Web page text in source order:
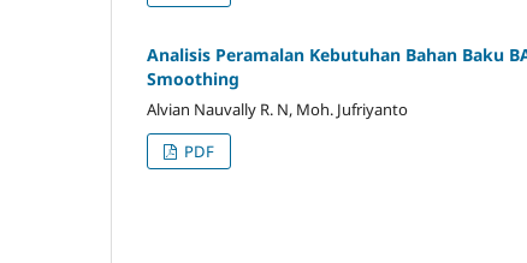
Analisis Peramalan Kebutuhan Bahan Baku
Smoothing
Alvian Nauvally R. N, Moh. Jufriyanto
PDF